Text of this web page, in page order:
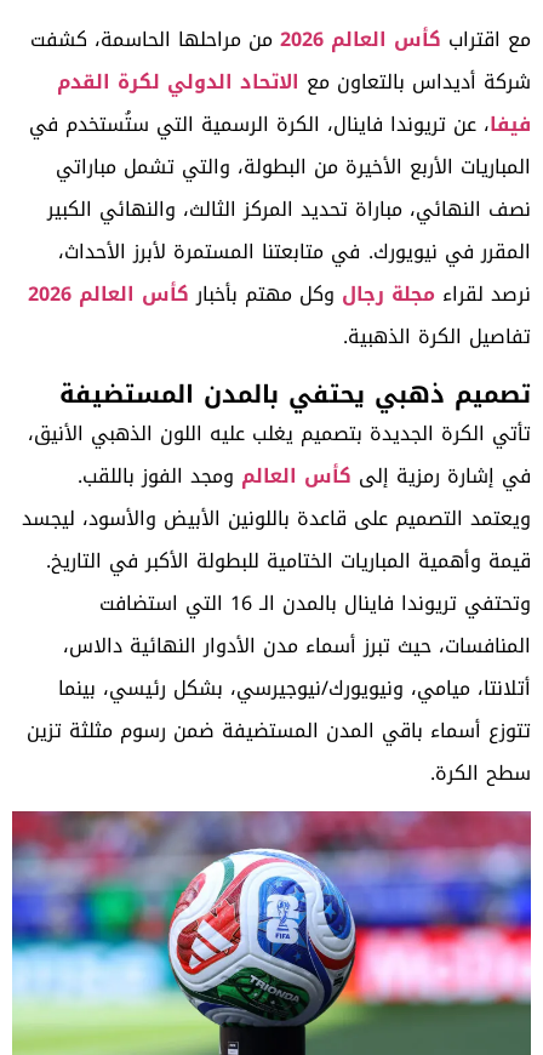
مع اقتراب كأس العالم 2026
من مراحلها الحاسمة، كشفت
شركة أديداس بالتعاون مع الاتحاد الدولي لكرة القدم
فيفا، عن تريوندا فاينال، الكرة الرسمية التي ستُستخدم في
المباريات الأربع الأخيرة من البطولة، والتي تشمل مباراتي
نصف النهائي، مباراة تحديد المركز الثالث، والنهائي الكبير
المقرر في نيويورك. في متابعتنا المستمرة لأبرز الأحداث،
نرصد لقراء مجلة رجال وكل مهتم بأخباركأس العالم 2026
تفاصيل الكرة الذهبية.
تصميم ذهبي يحتفي بالمدن المستضيفة
تأتي الكرة الجديدة بتصميم يغلب عليه اللون الذهبي الأنيق،
في إشارة رمزية إلى كأس العالم ومجد الفوز باللقب.
ويعتمد التصميم على قاعدة باللونين الأبيض والأسود، ليجسد
قيمة وأهمية المباريات الختامية للبطولة الأكبر في التاريخ.
وتحتفي تريوندا فاينال بالمدن الـ 16 التي استضافت
المنافسات، حيث تبرز أسماء مدن الأدوار النهائية دالاس،
أتلانتا، ميامي، ونيويورك/نيوجيرسي، بشكل رئيسي، بينما
تتوزع أسماء باقي المدن المستضيفة ضمن رسوم مثلثة تزين
سطح الكرة.